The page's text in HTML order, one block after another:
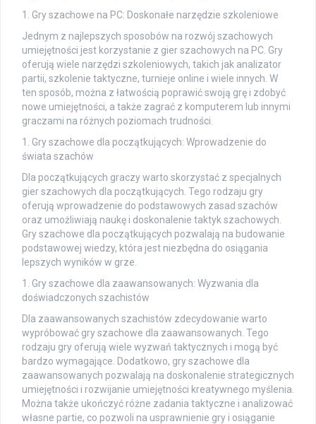
1. Gry szachowe na PC: Doskonałe narzędzie szkoleniowe
Jednym z najlepszych sposobów na rozwój szachowych
umiejętności jest korzystanie z gier szachowych na PC. Gry
oferują wiele narzędzi szkoleniowych, takich jak analizator
partii, szkolenie taktyczne, turnieje online i wiele innych. W
ten sposób, można z łatwością poprawić swoją grę i zdobyć
nowe umiejętności, a także zagrać z komputerem lub innymi
graczami na różnych poziomach trudności.
1. Gry szachowe dla początkujących: Wprowadzenie do
świata szachów
Dla początkujących graczy warto skorzystać z specjalnych
gier szachowych dla początkujących. Tego rodzaju gry
oferują wprowadzenie do podstawowych zasad szachów
oraz umożliwiają naukę i doskonalenie taktyk szachowych.
Gry szachowe dla początkujących pozwalają na budowanie
podstawowej wiedzy, która jest niezbędna do osiągania
lepszych wyników w grze.
1. Gry szachowe dla zaawansowanych: Wyzwania dla
doświadczonych szachistów
Dla zaawansowanych szachistów zdecydowanie warto
wypróbować gry szachowe dla zaawansowanych. Tego
rodzaju gry oferują wiele wyzwań taktycznych i mogą być
bardzo wymagające. Dodatkowo, gry szachowe dla
zaawansowanych pozwalają na doskonalenie strategicznych
umiejętności i rozwijanie umiejętności kreatywnego myślenia.
Można także ukończyć różne zadania taktyczne i analizować
własne partie, co pozwoli na usprawnienie gry i osiąganie